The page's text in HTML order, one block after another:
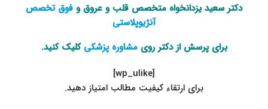
دکتر سعید یزدانخواه متخصص قلب و عروق و فوق تخصص
آنژیوپلاستی
برای پرسش از دکتر رویمشاوره پزشکی کلیک کنید.
[wp_ulike]
.برای ارتقاء کیفیت مطالب امتیاز دهید